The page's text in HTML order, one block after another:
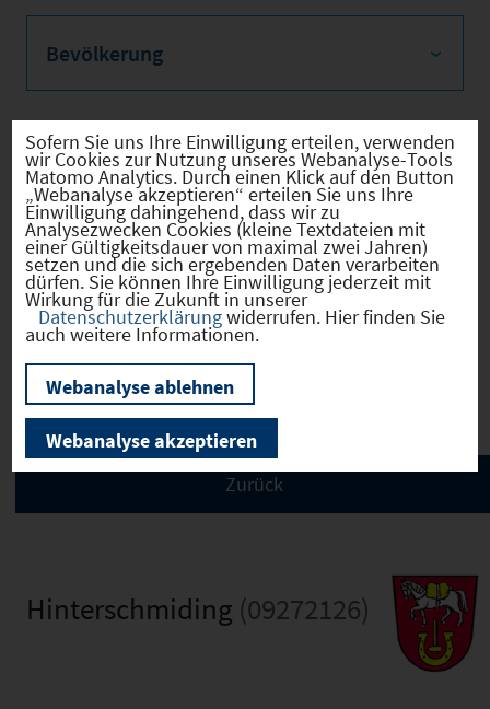
Bevölkerung
Sozialvers. Beschäftigte
Verkehrsinfrastruktur
Kommunale Infrastruktur
Hinterschmiding (09272126)
Sofern Sie uns Ihre Einwilligung erteilen, verwenden
wir Cookies zur Nutzung unseres Webanalyse-Tools
Matomo Analytics. Durch einen Klick auf den Button
„Webanalyse akzeptieren“ erteilen Sie uns Ihre
Einwilligung dahingehend, dass wir zu
Analysezwecken Cookies (kleine Textdateien mit
einer Gültigkeitsdauer von maximal zwei Jahren)
setzen und die sich ergebenden Daten verarbeiten
dürfen. Sie können Ihre Einwilligung jederzeit mit
Wirkung für die Zukunft in unserer
Datenschutzerklärungwiderrufen. Hier finden Sie
auch weitere Informationen.
Webanalyse ablehnen
Webanalyse akzeptieren